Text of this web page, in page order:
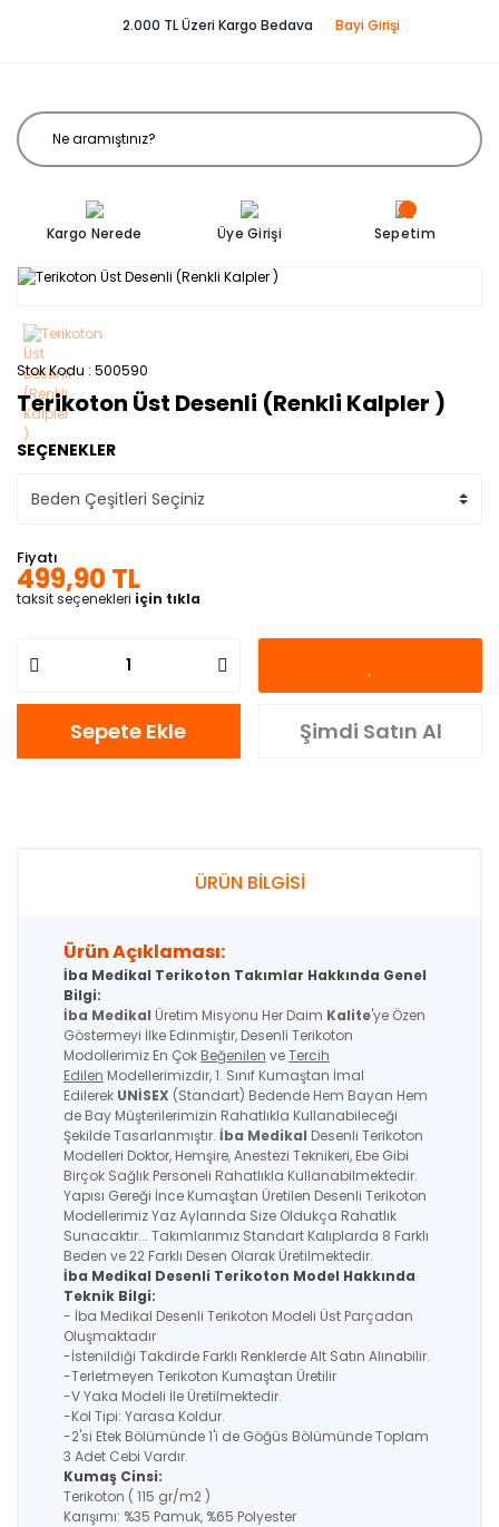
2.000 TL Üzeri Kargo Bedava Bayi Girişi
Kargo Nerede Üye Girişi Sepetim
Stok Kodu 500590
Terikoton Üst Desenli (Renkli Kalpler )
SEÇENEKLER
Fiyatı
499,90 TL
taksit seçenekleri için tıkla
Sepete Ekle Şimdi Satın Al
ÜRÜN BİLGİSİ
Ürün Açıklaması:
İba Medikal Terikoton Takımlar Hakkında Genel
Bilgi:
İba Medikal Üretim Misyonu Her Daim Kalite'ye Özen
Göstermeyi İlke Edinmiştir, Desenli Terikoton
Modollerimiz En Çok Beğenilen veTercih
Edilen Modellerimizdir, 1. Sınıf Kumaştan İmal
Edilerek UNİSEX (Standart) Bedende Hem Bayan Hem
de Bay Müşterilerimizin Rahatlıkla Kullanabileceği
Şekilde Tasarlanmıştır. İba Medikal Desenli Terikoton
Modelleri Doktor, Hemşire, Anestezi Teknikeri, Ebe Gibi
Birçok Sağlık Personeli Rahatlıkla Kullanabilmektedir.
Yapısı Gereği İnce Kumaştan Üretilen Desenli Terikoton
Modellerimiz Yaz Aylarında Size Oldukça Rahatlık
Sunacaktır... Takımlarımız Standart Kalıplarda 8 Farklı
Beden ve 22 Farklı Desen Olarak Üretilmektedir.
İba Medikal Desenli Terikoton Model Hakkında
Teknik Bilgi:
- İba Medikal Desenli Terikoton Modeli Üst Parçadan
Oluşmaktadır
-İstenildiği Takdirde Farklı Renklerde Alt Satın Alınabilir.
-Terletmeyen Terikoton Kumaştan Üretilir
-V Yaka Modeli İle Üretilmektedir.
-Kol Tipi: Yarasa Koldur.
-2'si Etek Bölümünde 1'i de Göğüs Bölümünde Toplam
3 Adet Cebi Vardır.
Kumaş Cinsi:
Terikoton ( 115 gr/m2 )
Karışımı: %35 Pamuk, %65 Polyester